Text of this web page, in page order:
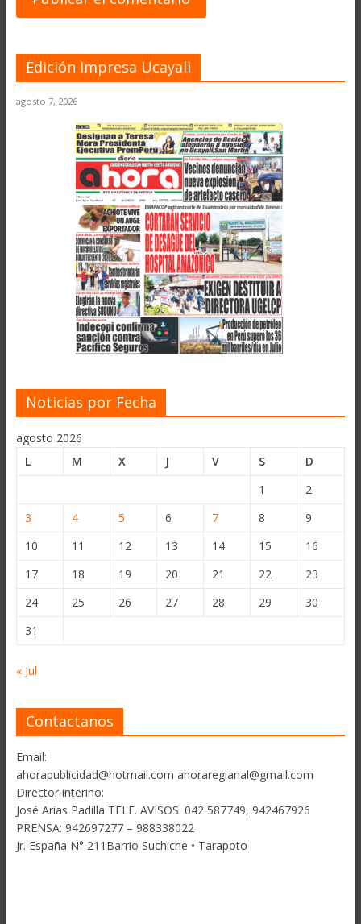
Edición Impresa Ucayali
agosto 7, 2026
Noticias por Fecha
agosto 2026
L
M X J V S
D
1
2
3
4 5 6 7 8
9
10
11 12 13 14 15
16
17
18 19 20 21 22
23
24
25 26 27 28 29
30
31
« Jul
Contactanos
Email:
ahorapublicidad@hotmail.com ahoraregianal@gmail.com
Director interino:
José Arias Padilla TELF. AVISOS. 042 587749, 942467926
PRENSA: 942697277 – 988338022
Jr. España N° 211Barrio Suchiche • Tarapoto